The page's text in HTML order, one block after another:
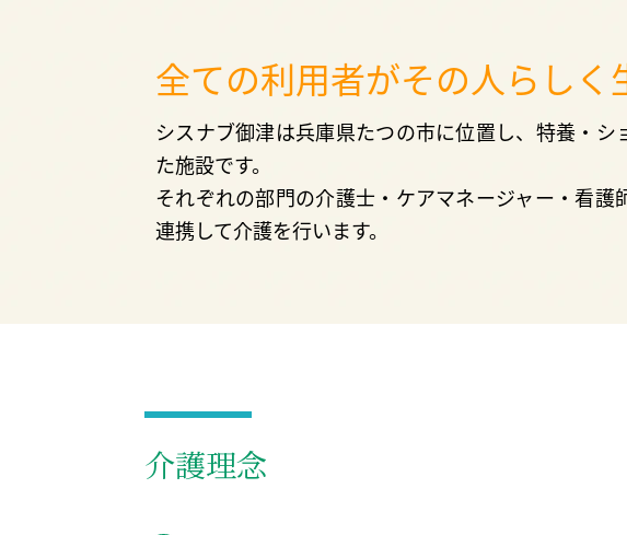
全ての利用者がその人らしく
シスナブ御津は兵庫県たつの市に位置し、特養・
た施設です。
それぞれの部門の介護士・ケアマネージャー・看
連携して介護を行います。
介護理念